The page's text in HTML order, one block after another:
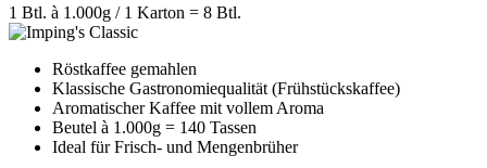
1 Btl. à 1.000g / 1 Karton = 8 Btl.
Röstkaffee gemahlen
Klassische Gastronomiequalität (Frühstückskaffee)
Aromatischer Kaffee mit vollem Aroma
Beutel à 1.000g = 140 Tassen
Ideal für Frisch- und Mengenbrüher